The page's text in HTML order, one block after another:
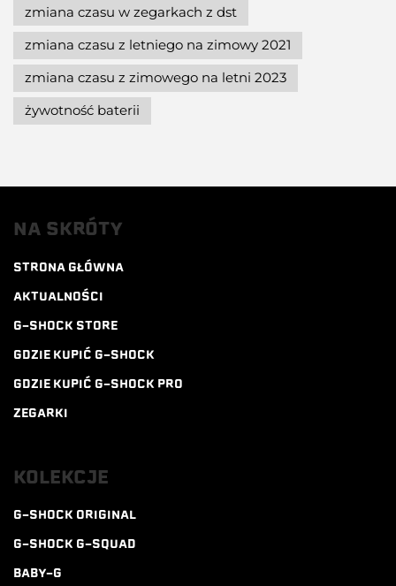
zmiana czasu w zegarkach z dst
zmiana czasu z letniego na zimowy 2021
zmiana czasu z zimowego na letni 2023
żywotność baterii
NA SKRÓTY
STRONA GŁÓWNA
AKTUALNOŚCI
G-SHOCK STORE
GDZIE KUPIĆ G-SHOCK
GDZIE KUPIĆ G-SHOCK PRO
ZEGARKI
KOLEKCJE
G-SHOCK ORIGINAL
G-SHOCK G-SQUAD
BABY-G